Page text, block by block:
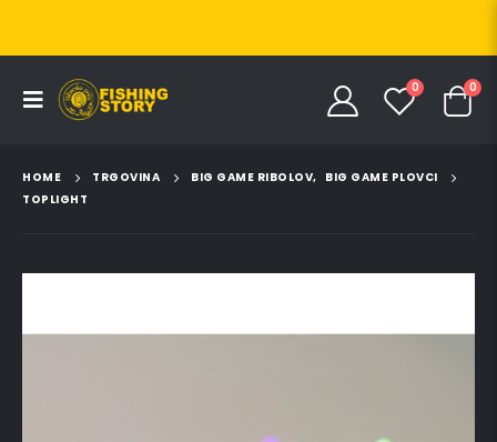
0 0
HOME TRGOVINA BIG GAME RIBOLOV, BIG GAME PLOVCI
TOPLIGHT